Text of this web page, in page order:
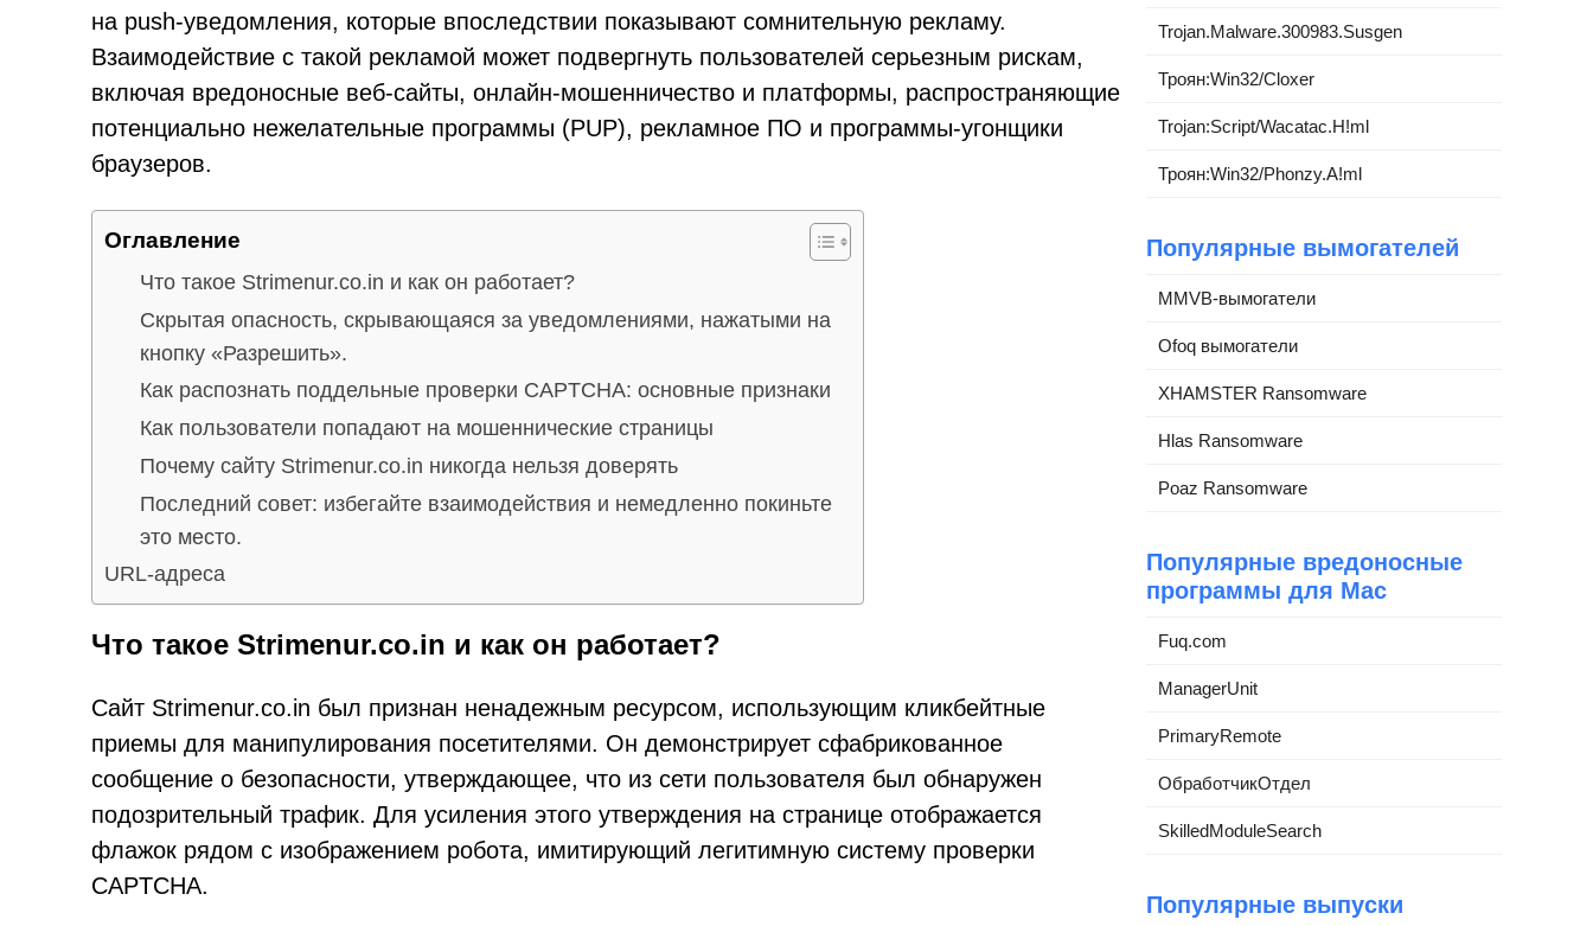
на push-уведомления, которые впоследствии показывают сомнительную рекламу.
Взаимодействие с такой рекламой может подвергнуть пользователей серьезным рискам,
включая вредоносные веб-сайты, онлайн-мошенничество и платформы, распространяющие
потенциально нежелательные программы (PUP), рекламное ПО и программы-угонщики
браузеров.
Оглавление
Что такое Strimenur.co.in и как он работает?
Скрытая опасность, скрывающаяся за уведомлениями, нажатыми на
кнопку «Разрешить».
Как распознать поддельные проверки CAPTCHA: основные признаки
Как пользователи попадают на мошеннические страницы
Почему сайту Strimenur.co.in никогда нельзя доверять
Последний совет: избегайте взаимодействия и немедленно покиньте
это место.
URL-адреса
Что такое Strimenur.co.in и как он работает?
Сайт Strimenur.co.in был признан ненадежным ресурсом, использующим кликбейтные
приемы для манипулирования посетителями. Он демонстрирует сфабрикованное
сообщение о безопасности, утверждающее, что из сети пользователя был обнаружен
подозрительный трафик. Для усиления этого утверждения на странице отображается
флажок рядом с изображением робота, имитирующий легитимную систему проверки
CAPTCHA.
Trojan.Malware.300983.Susgen
Троян:Win32/Cloxer
Trojan:Script/Wacatac.H!ml
Троян:Win32/Phonzy.A!ml
Популярные вымогателей
MMVB-вымогатели
Ofoq вымогатели
XHAMSTER Ransomware
Hlas Ransomware
Poaz Ransomware
Популярные вредоносные
программы для Mac
Fuq.com
ManagerUnit
PrimaryRemote
ОбработчикОтдел
SkilledModuleSearch
Популярные выпуски